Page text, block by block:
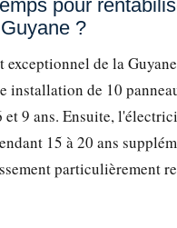
pour
?
de la
installation de 10
et 9 ans. Ensuite,
15 à 20 ans
particulièrement